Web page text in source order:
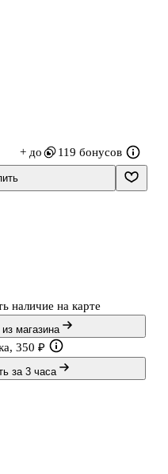
+ до 119 бонусов
наличие на карте
магазина
350 ₽
за 3 часа